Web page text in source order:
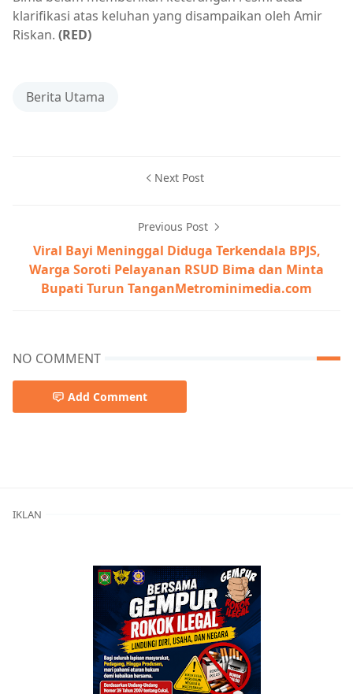
klarifikasi atas keluhan yang disampaikan oleh Amir
Riskan. (RED)
Berita Utama
Next Post
Previous Post
Viral Bayi Meninggal Diduga Terkendala BPJS,
Warga Soroti Pelayanan RSUD Bima dan Minta
Bupati Turun TanganMetrominimedia.com
NO COMMENT
Add Comment
IKLAN